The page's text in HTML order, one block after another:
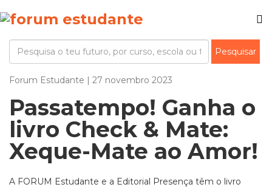
Forum Estudante | 27 novembro 2023
Passatempo! Ganha o
livro Check & Mate:
Xeque-Mate ao Amor!
A FORUM Estudante e a Editorial Presença têm o livro